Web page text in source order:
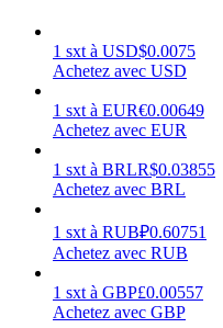
Cochon de puissance
Gagnez
1 sxt à USD$0.0075
Achetez avec USD
1 sxt à EUR€0.00649
Achetez avec EUR
1 sxt à BRLR$0.03855
Achetez avec BRL
1 sxt à RUB₽0.60751
Achetez avec RUB
1 sxt à GBP£0.00557
Achetez avec GBP